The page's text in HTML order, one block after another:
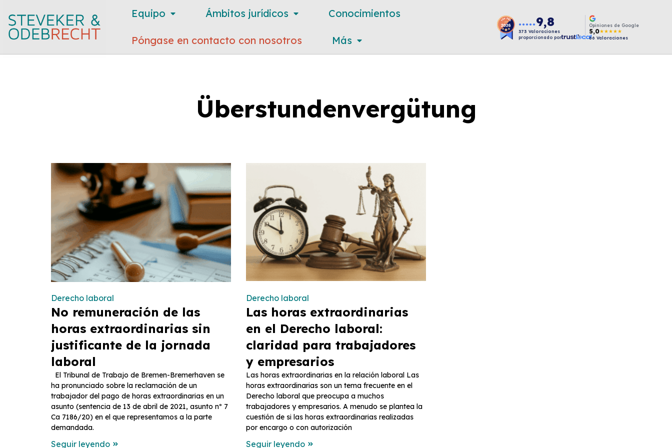
Equipo Ámbitos jurídicos Conocimientos
Póngase en contacto con nosotros Más
●●●●● 9,8
373 Valoraciones
proporcionado por
Opiniones de Google
5,0★★★★★
66 Valoraciones
Überstundenvergütung
Derecho laboral
No remuneración de las
horas extraordinarias sin
justificante de la jornada
laboral
El Tribunal de Trabajo de Bremen-Bremerhaven se
ha pronunciado sobre la reclamación de un
trabajador del pago de horas extraordinarias en un
asunto (sentencia de 13 de abril de 2021, asunto nº 7
Ca 7186/20) en el que representamos a la parte
demandada.
Seguir leyendo
Derecho laboral
Las horas extraordinarias
en el Derecho laboral:
claridad para trabajadores
y empresarios
Las horas extraordinarias en la relación laboral Las
horas extraordinarias son un tema frecuente en el
Derecho laboral que preocupa a muchos
trabajadores y empresarios. A menudo se plantea la
cuestión de si las horas extraordinarias realizadas
por encargo o con autorización
Seguir leyendo